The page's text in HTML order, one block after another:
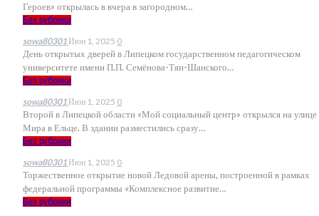
Героев» открылась в вчера в загородном…
Без рубрики
sowa80301 Июн 1, 2025 0
День открытых дверей в Липецком государственном педагогическом
университете имени П.П. Семёнова-Тян-Шанского…
Без рубрики
sowa80301 Июн 1, 2025 0
Второй в Липецкой области «Мой социальный центр» открылся на улице
Мира в Ельце. В здании разместились сразу…
Без рубрики
sowa80301 Июн 1, 2025 0
Торжественное открытие новой Ледовой арены, построенной в рамках
федеральной программы «Комплексное развитие…
Без рубрики